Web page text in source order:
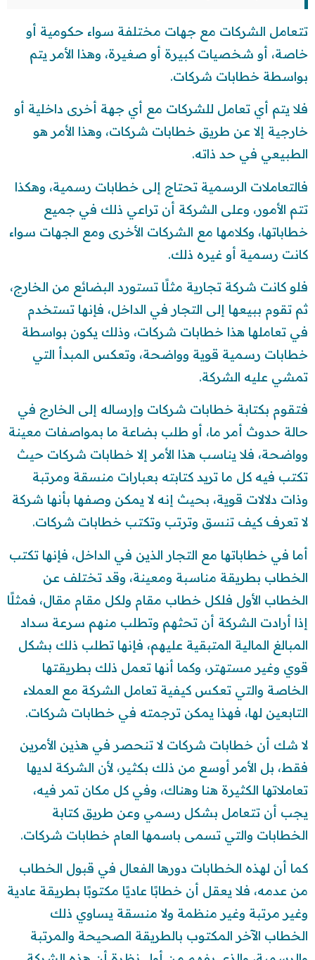
تتعامل الشركات مع جهات مختلفة سواء حكومية أو
خاصة، أو شخصيات كبيرة أو صغيرة، وهذا الأمر يتم
بواسطة خطابات شركات.
فلا يتم أي تعامل للشركات مع أي جهة أخرى داخلية أو
خارجية إلا عن طريق خطابات شركات، وهذا الأمر هو
الطبيعي في حد ذاته.
فالتعاملات الرسمية تحتاج إلى خطابات رسمية، وهكذا
تتم الأمور، وعلى الشركة أن تراعي ذلك في جميع
خطاباتها، وكلامها مع الشركات الأخرى ومع الجهات سواء
كانت رسمية أو غيره ذلك.
فلو كانت شركة تجارية مثلًا تستورد البضائع من الخارج،
ثم تقوم ببيعها إلى التجار في الداخل، فإنها تستخدم
في تعاملها هذا خطابات شركات، وذلك يكون بواسطة
خطابات رسمية قوية وواضحة، وتعكس المبدأ التي
تمشي عليه الشركة.
فتقوم بكتابة خطابات شركات وإرساله إلى الخارج في
حالة حدوث أمر ما، أو طلب بضاعة ما بمواصفات معينة
وواضحة، فلا يناسب هذا الأمر إلا خطابات شركات حيث
تكتب فيه كل ما تريد كتابته بعبارات منسقة ومرتبة
وذات دلالات قوية، بحيث إنه لا يمكن وصفها بأنها شركة
لا تعرف كيف تنسق وترتب وتكتب خطابات شركات.
أما في خطاباتها مع التجار الذين في الداخل، فإنها تكتب
الخطاب بطريقة مناسبة ومعينة، وقد تختلف عن
الخطاب الأول فلكل خطاب مقام ولكل مقام مقال، فمثلًا
إذا أرادت الشركة أن تحثهم وتطلب منهم سرعة سداد
المبالغ المالية المتبقية عليهم، فإنها تطلب ذلك بشكل
قوي وغير مستهتر، وكما أنها تعمل ذلك بطريقتها
الخاصة والتي تعكس كيفية تعامل الشركة مع العملاء
التابعين لها، فهذا يمكن ترجمته في خطابات شركات.
لا شك أن خطابات شركات لا تنحصر في هذين الأمرين
فقط، بل الأمر أوسع من ذلك بكثير، لأن الشركة لديها
تعاملاتها الكثيرة هنا وهناك، وفي كل مكان تمر فيه،
يجب أن تتعامل بشكل رسمي وعن طريق كتابة
الخطابات والتي تسمى باسمها العام خطابات شركات.
كما أن لهذه الخطابات دورها الفعال في قبول الخطاب
من عدمه، فلا يعقل أن خطابًا عاديًا مكتوبًا بطريقة عادية
وغير مرتبة وغير منظمة ولا منسقة يساوي ذلك
الخطاب الآخر المكتوب بالطريقة الصحيحة والمرتبة